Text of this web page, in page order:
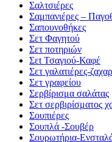
Σαλτσιέρες
Σαμπανιέρες –
Σαπουνοθήκες
Σετ Φαγητού
Σετ ποτηριών
Σεt Τσαγιού-Καφέ
Σετ γαλατιέρες-
Σετ γραφείου
Σερβίρισμα σαλάτας
Σετ σερβιρίσματος
Σουπιέρες
Σουπλά -Σουβέρ
Σουρωτήρια-